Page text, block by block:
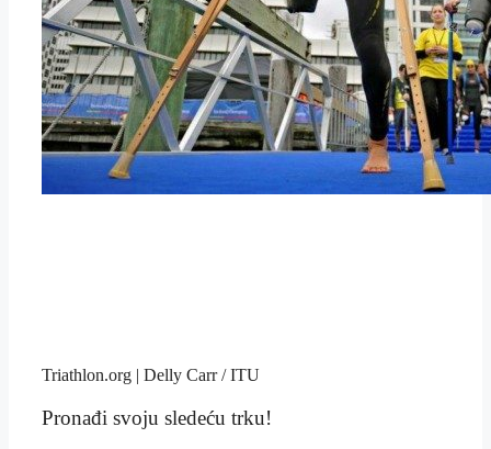
Triathlon.org | Delly Carr / ITU
Pronađi svoju sledeću trku!